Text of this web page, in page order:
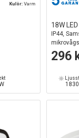
Kulör: Varm
18W
IP44,
296